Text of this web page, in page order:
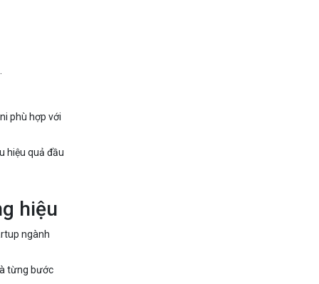
phù hợp với
hiệu quả đầu
hiệu
ngành
từng bước